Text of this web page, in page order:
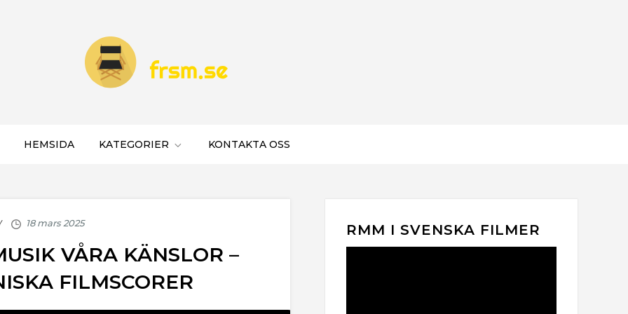
HEMSIDA KATEGORIER KONTAKTA OSS
VÅRA KÄNSLOR –
FILMSCORER
RMM I SVENSKA FILMER